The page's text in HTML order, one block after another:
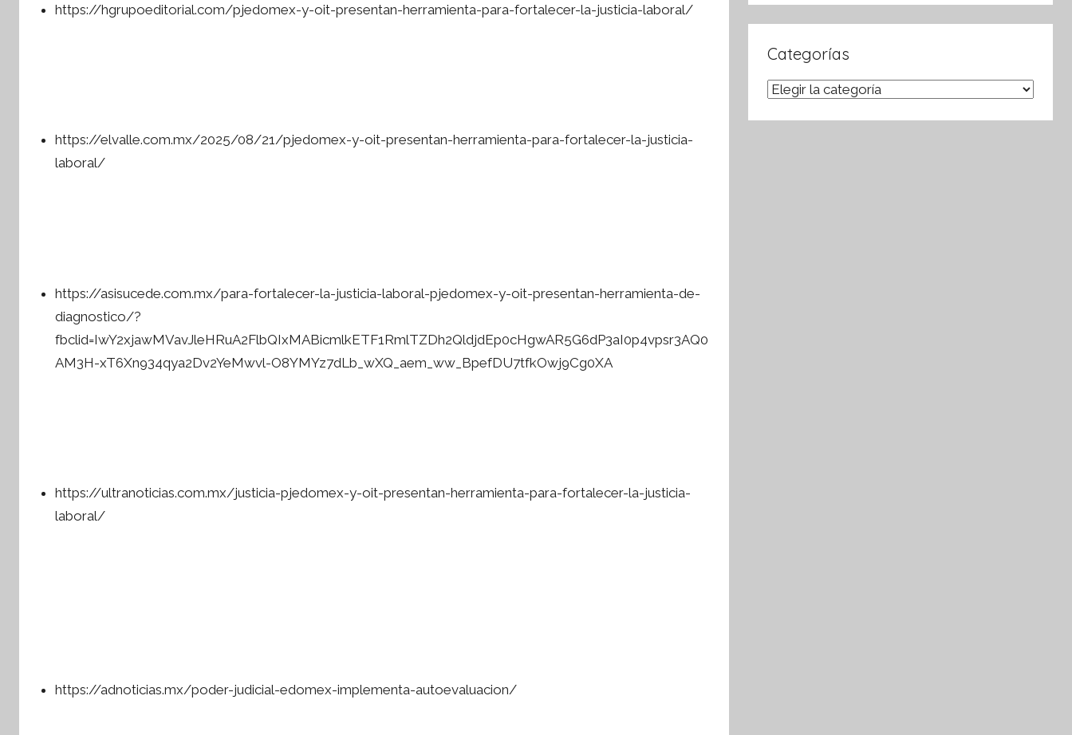
https://hgrupoeditorial.com/pjedomex-y-oit-presentan-herramienta-para-fortalecer-la-justicia-laboral/
https://elvalle.com.mx/2025/08/21/pjedomex-y-oit-presentan-herramienta-para-fortalecer-la-justicia-
laboral/
https://asisucede.com.mx/para-fortalecer-la-justicia-laboral-pjedomex-y-oit-presentan-herramienta-de-
diagnostico/?
fbclid=IwY2xjawMVavJleHRuA2FlbQIxMABicmlkETF1RmlTZDh2QldjdEp0cHgwAR5G6dP3aI0p4vpsr3AQ0
AM3H-xT6Xn934qya2Dv2YeMwvl-O8YMYz7dLb_wXQ_aem_ww_BpefDU7tfkOwj9Cg0XA
https://ultranoticias.com.mx/justicia-pjedomex-y-oit-presentan-herramienta-para-fortalecer-la-justicia-
laboral/
https://adnoticias.mx/poder-judicial-edomex-implementa-autoevaluacion/
Categorías
Categorías